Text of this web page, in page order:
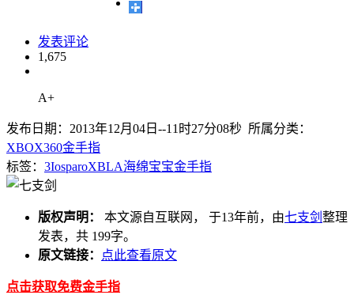
发表评论
1,675
A+
发布日期：2013年12月04日--11时27分08秒 所属分类：
XBOX360金手指
标签： 3IosparoXBLA海绵宝宝金手指
版权声明： 本文源自互联网， 于13年前，由七支剑 整理
发表，共 199字。
原文链接：
点此查看原文
点击获取免费金手指